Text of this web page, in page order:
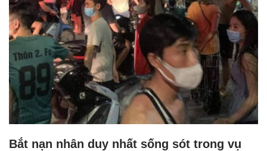
Bắt nạn nhân duy nhất sống sót trong vụ